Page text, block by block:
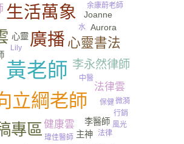
黃老師
立綱老師
廣播
生活萬象
專區
心靈書法
李永然律師
健康雲
法律雲
心靈
李醫師
Joanne
主神
Aurora
保健
Lily
余康蔚老師
瑋佳醫師
風光
法律
中醫
微漪
行銷
水